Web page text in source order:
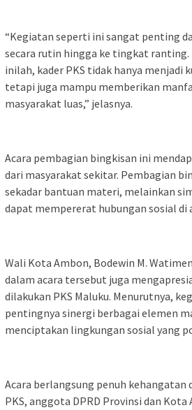
“Kegiatan seperti ini sangat penting
secara rutin hingga ke tingkat ranting.
inilah, kader PKS tidak hanya menjadi
tetapi juga mampu memberikan
masyarakat luas,” jelasnya.
Acara pembagian bingkisan ini
dari masyarakat sekitar. Pembagian
sekadar bantuan materi, melainkan
dapat mempererat hubungan sosial di
Wali Kota Ambon, Bodewin M.
dalam acara tersebut juga
dilakukan PKS Maluku. Menurutnya,
pentingnya sinergi berbagai elemen
menciptakan lingkungan sosial yang
Acara berlangsung penuh kehangatan
PKS, anggota DPRD Provinsi dan